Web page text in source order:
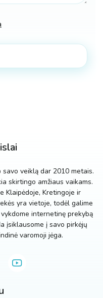
veiklą dar 2010 metais.
skirtingo amžiaus vaikams.
Klaipėdoje, Kretingoje ir
yra vietoje, todėl galime
internetinę prekybą
įsiklausome į savo pirkėjų
varomoji jėga.